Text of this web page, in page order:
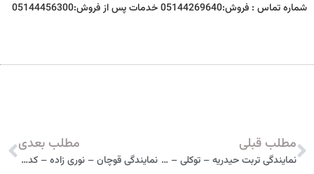
شماره تماس : فروش:05144269640 خدمات پس از فروش:05144456300
مطلب قبلی
نمایندگی تربت حیدریه – توکلی – کد 237 مدیران خودرو
مطلب بعدی
نمایندگی قوچان – نوری زاده – کد 305 مدیران خودرو